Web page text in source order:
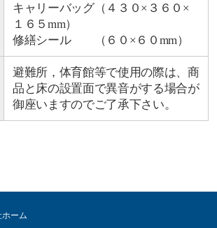
キャリーバッグ（４３０×３６０×
１６５mm）
修繕シール （６０×６０mm）
避難所，体育館等で使用の際は、商
品と床の設置面で異音がする場合が
御座いますのでご了承下さい。
ーム